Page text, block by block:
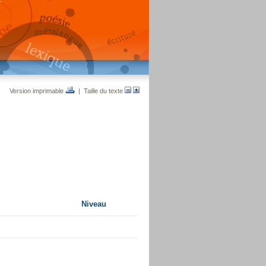
Version imprimable | Taille du texte
Niveau